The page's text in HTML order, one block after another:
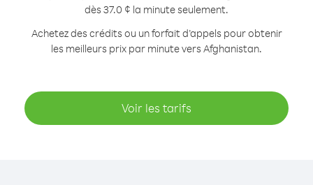
dès 37.0 ¢ la minute seulement.
Achetez des crédits ou un forfait d’appels pour obtenir
les meilleurs prix par minute vers Afghanistan.
Voir les tarifs